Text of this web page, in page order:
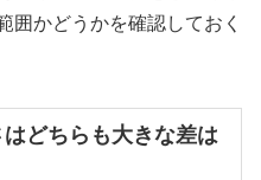
囲かどうかを確認しておく
どちらも大きな差は